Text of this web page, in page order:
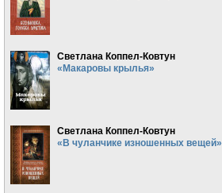
Светлана Коппел-Ковтун
«Макаровы крылья»
Светлана Коппел-Ковтун
«В чуланчике изношенных вещей»